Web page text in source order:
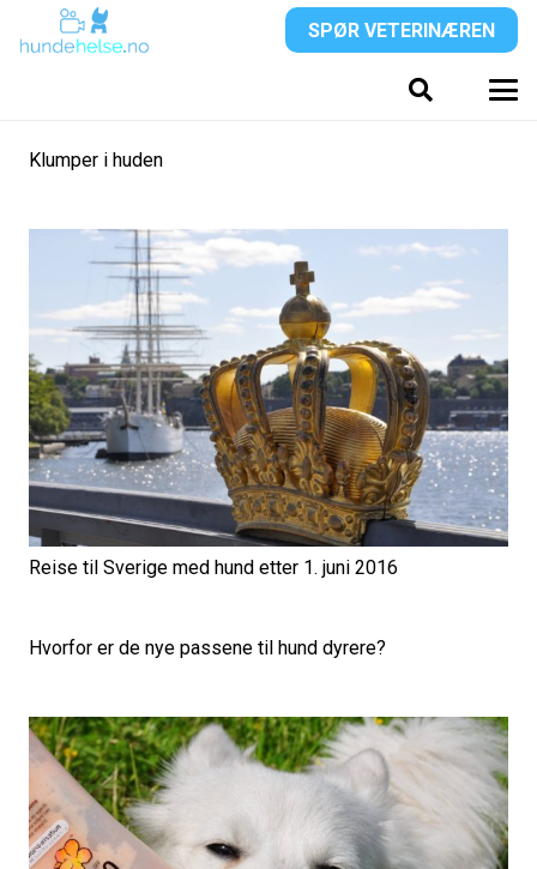
SPØR VETERINÆREN
Klumper i huden
Reise til Sverige med hund etter 1. juni 2016
Hvorfor er de nye passene til hund dyrere?